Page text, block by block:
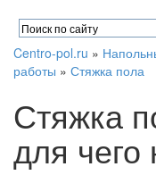
Centro-pol.ru »
работы » Стяжка пола
Стяжка
для